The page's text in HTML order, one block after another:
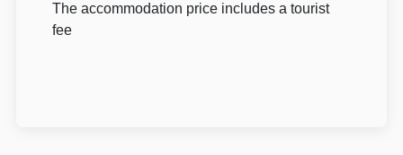
The accommodation price includes a tourist
fee